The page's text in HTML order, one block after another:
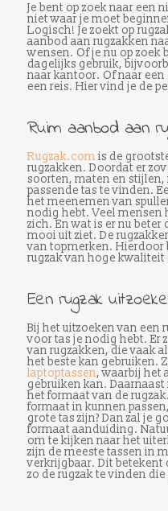
Je bent op zoek naar een
niet waar je moet
Logisch! Je zoekt op
aanbod aan rugzakken
wensen. Of je nu op zoek
dagelijks gebruik,
naar kantoor. Of naar
een reis. Hier vind je de
Ruim aanbod aan
Rugzak.com is de
rugzakken. Doordat er
soorten, maten en stijlen,
passende tas te vinden.
het meenemen van
nodig hebt. Veel mensen
zich. En wat is er nu beter
mooi uit ziet. De
van topmerken. Hierdoor
rugzak van hoge kwaliteit
Een rugzak
Bij het uitzoeken van een
voor tas je nodig hebt. Er
van rugzakken, die vaak
het beste kan gebruiken.
laptoptassen, waarbij het
gebruiken kan.
het formaat van de
formaat in kunnen
grote tas zijn? Dan zal je
formaat aanduiding.
om te kijken naar het
zijn de meeste tassen in
verkrijgbaar. Dit betekent
zo de rugzak te vinden